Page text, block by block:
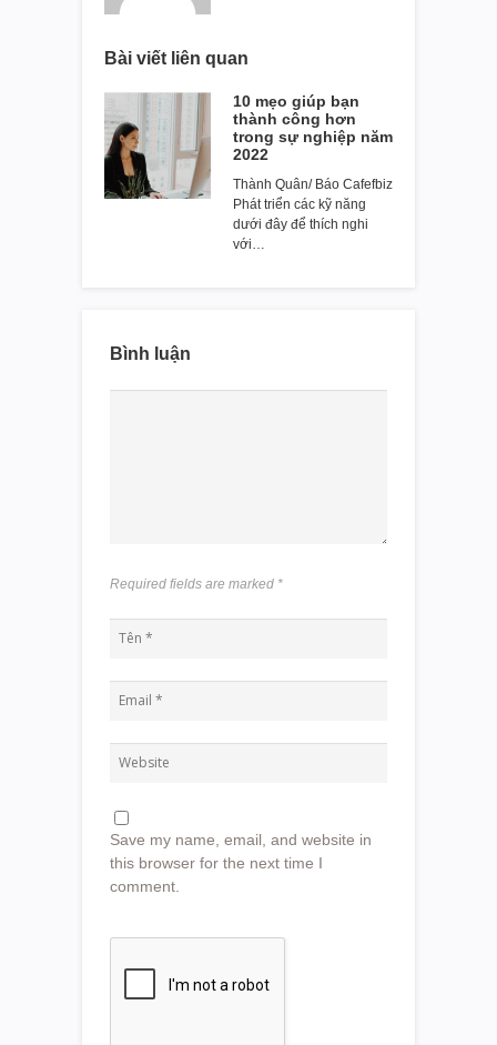
Bài viết liên quan
10 mẹo giúp bạn
thành công hơn
trong sự nghiệp năm
2022
Thành Quân/ Báo Cafefbiz
Phát triển các kỹ năng
dưới đây để thích nghi
với…
Bình luận
Required fields are marked *
Save my name, email, and website in
this browser for the next time I
comment.